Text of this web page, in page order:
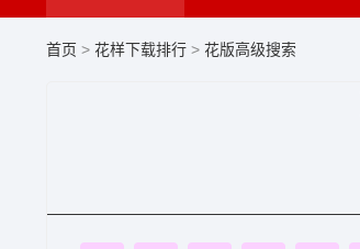
首页 > 花样下载排行 > 花版高级搜索